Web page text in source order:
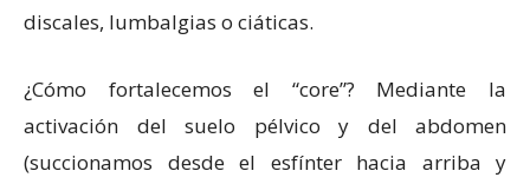
discales, lumbalgias o ciáticas.
¿Cómo fortalecemos el “core”? Mediante la
activación del suelo pélvico y del abdomen
(succionamos desde el esfínter hacia arriba y